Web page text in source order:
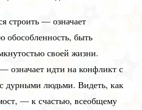
строить — означает
обособленность, быть
своей жизни.
означает идти на конфликт с
дурными людьми. Видеть, как
— к счастью, всеобщему